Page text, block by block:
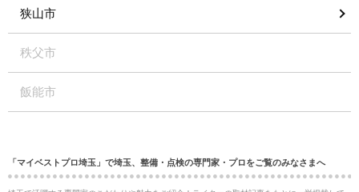
狭山市
秩父市
飯能市
「マイベストプロ埼玉」で埼玉、整備・点検の専門家・プロをご覧のみなさまへ